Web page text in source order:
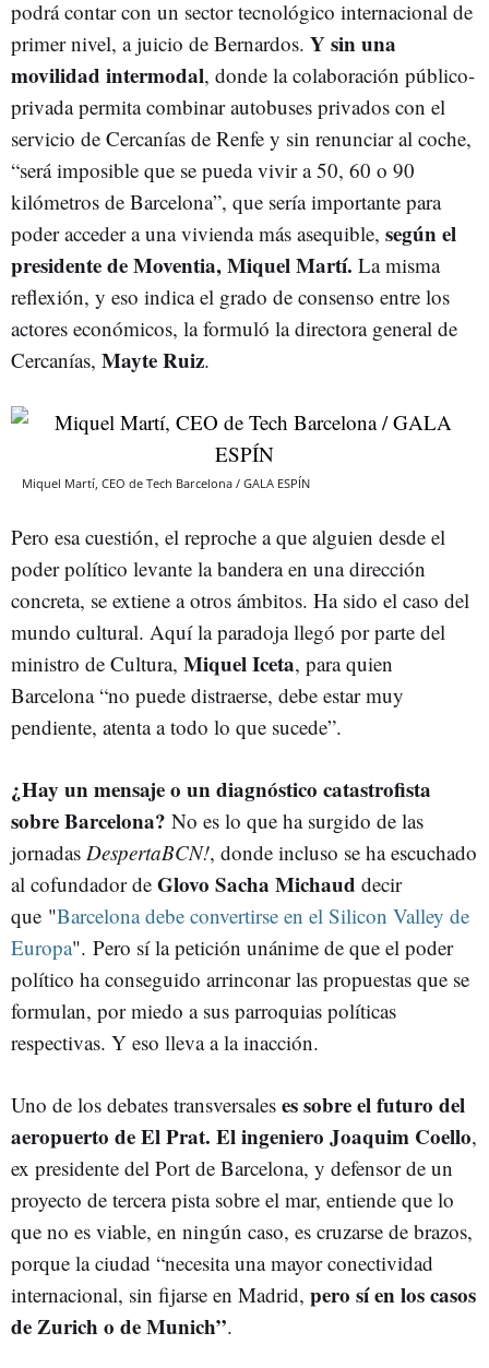
podrá contar con un sector tecnológico internacional de
primer nivel, a juicio de Bernardos. Y sin una
movilidad intermodal, donde la colaboración público-
privada permita combinar autobuses privados con el
servicio de Cercanías de Renfe y sin renunciar al coche,
“será imposible que se pueda vivir a 50, 60 o 90
kilómetros de Barcelona”, que sería importante para
poder acceder a una vivienda más asequible, según el
presidente de Moventia, Miquel Martí. La misma
reflexión, y eso indica el grado de consenso entre los
actores económicos, la formuló la directora general de
Cercanías, Mayte Ruiz.
Miquel Martí, CEO de Tech Barcelona / GALA ESPÍN
Pero esa cuestión, el reproche a que alguien desde el
poder político levante la bandera en una dirección
concreta, se extiene a otros ámbitos. Ha sido el caso del
mundo cultural. Aquí la paradoja llegó por parte del
ministro de Cultura, Miquel Iceta, para quien
Barcelona “no puede distraerse, debe estar muy
pendiente, atenta a todo lo que sucede”.
¿Hay un mensaje o un diagnóstico catastrofista
sobre Barcelona? No es lo que ha surgido de las
jornadas DespertaBCN!, donde incluso se ha escuchado
al cofundador de Glovo Sacha Michaud decir
que "Barcelona debe convertirse en el Silicon Valley de
Europa". Pero sí la petición unánime de que el poder
político ha conseguido arrinconar las propuestas que se
formulan, por miedo a sus parroquias políticas
respectivas. Y eso lleva a la inacción.
Uno de los debates transversales es sobre el futuro del
aeropuerto de El Prat. El ingeniero Joaquim Coello,
ex presidente del Port de Barcelona, y defensor de un
proyecto de tercera pista sobre el mar, entiende que lo
que no es viable, en ningún caso, es cruzarse de brazos,
porque la ciudad “necesita una mayor conectividad
internacional, sin fijarse en Madrid, pero sí en los casos
de Zurich o de Munich”.